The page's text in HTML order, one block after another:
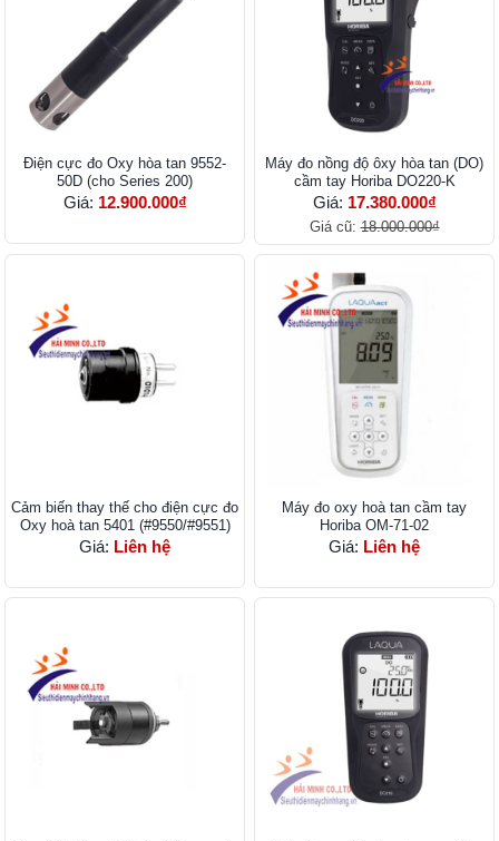
Điện cực đo Oxy hòa tan 9552-
50D (cho Series 200)
Giá: 12.900.000₫
Máy đo nồng độ ôxy hòa tan (DO)
cầm tay Horiba DO220-K
Giá: 17.380.000₫
Giá cũ:18.000.000₫
Cảm biến thay thế cho điện cực đo
Oxy hoà tan 5401 (#9550/#9551)
Giá: Liên hệ
Máy đo oxy hoà tan cầm tay
Horiba OM-71-02
Giá: Liên hệ